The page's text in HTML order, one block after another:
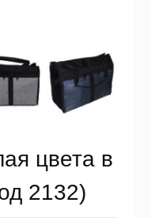
цвета в
2132)